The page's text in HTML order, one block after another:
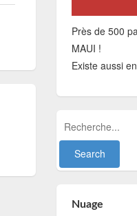
Près de 500
MAUI !
Existe aussi
Nuage